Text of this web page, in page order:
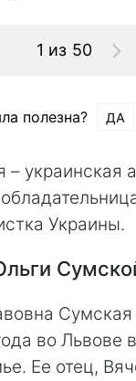
1 из 50
полезна? ДА
– украинская
Украины.
во Львове
Ее отец,